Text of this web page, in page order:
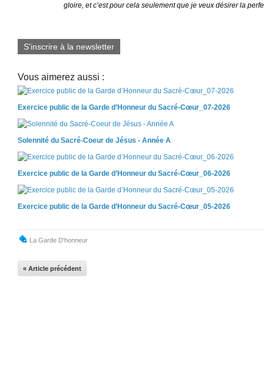
gloire, et c’est pour cela seulement que je veux désirer la
S'inscrire à la newsletter
Vous aimerez aussi :
Exercice public de la Garde d’Honneur du Sacré-Cœur_07-2026
Solennité du Sacré-Coeur de Jésus - Année A
Exercice public de la Garde d’Honneur du Sacré-Cœur_06-2026
Exercice public de la Garde d’Honneur du Sacré-Cœur_05-2026
La Garde D'honneur
« Article précédent